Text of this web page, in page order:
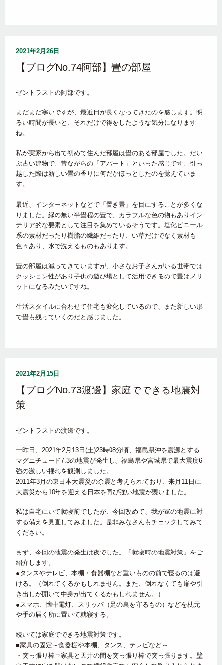
2021年2月26日
【ブログNo.74阿部】畳の部屋
ゼントラストの阿部です。
まだまだ寒いですが、最近日が長くなってきたのを感じます。明
るい時間が長いと、それだけで得をしたような気分になります
ね。
私が実家から出て初めて住んだ部屋は畳のある部屋でした。だい
ぶ古い建物で、昔ながらの「アパート」といった感じです。引っ
越した際は新しい畳の香りに何だかほっとしたのを覚えていま
す。
最近、インターネットなどで「置き畳」を目にすることが多くな
りました。縁の無い半畳程の畳で、カラフルな色の物もありイン
テリア的な要素として注目を集めているそうです。塩化ビニール
系の素材だったり樹脂の繊維だったり、い草だけでなく素材も
色々あり、水で洗えるものもあります。
畳の部屋は減ってきていますが、小さなお子さんがいる世帯では
クッション性があり子供の遊び場として活用できるので畳はメリ
ットになるみたいですね。
生活スタイルに合わせて住宅も変化しているので、また新しい形
で畳も残っていくのだと感じました。
2021年2月15日
【ブログNo.73渡邊】家庭でできる地震対
策
ゼントラストの渡邊です。
一昨日、2021年2月13日(土)23時08分頃、福島県沖を震源とする
マグニチュード7.3の地震が発生し、福島県や宮城県で最大震度6
強の激しい揺れを観測しました。
2011年3月の東日本大震災の余震と考えられており、来月11日に
大震災から10年を迎える日本を再び強い地震が襲いました。
私は自宅にいて就寝前でしたが、今回改めて、我が家の地震に対
する備えを見直してみました。是非みなさんもチェックしてみて
ください。
まず、今回の地震の発生は夜でした。「就寝時の地震対策」をご
紹介します。
●タンスやテレビ、本棚・食器棚など重いものの前で寝るのは避
ける。（倒れてくるかもしれません。また、倒れなくても扉や引
き出しが開いて中身が出てくるかもしれません。）
●スマホ、懐中電灯、スリッパ（足の裏を守るもの）などを枕元
や手の届く所に置いて就寝する。
続いては家庭でできる地震対策です。
■家具の固定～食器棚や本棚、タンス、テレビなど～
・突っ張り棒⇒家具と天井の間を突っ張り棒で突っ張ります。壁